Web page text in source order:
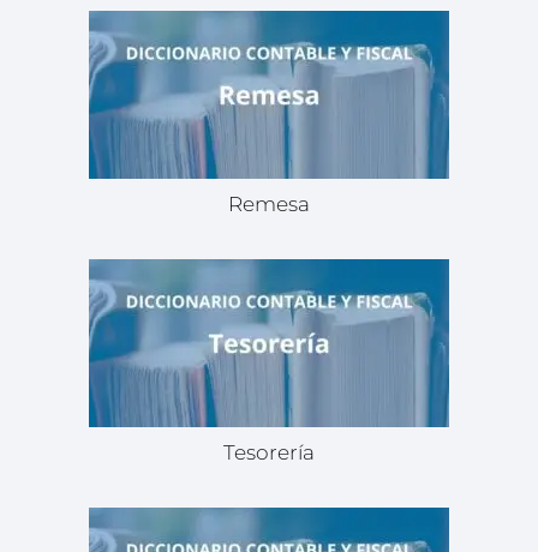
Remesa
Tesorería